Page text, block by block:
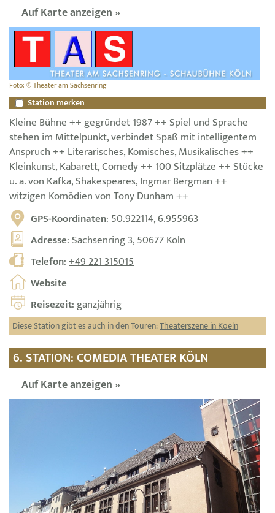
Auf Karte anzeigen »
Foto: © Theater am Sachsenring
Station merken
Kleine Bühne ++ gegründet 1987 ++ Spiel und Sprache
stehen im Mittelpunkt, verbindet Spaß mit intelligentem
Anspruch ++ Literarisches, Komisches, Musikalisches ++
Kleinkunst, Kabarett, Comedy ++ 100 Sitzplätze ++ Stücke
u. a. von Kafka, Shakespeares, Ingmar Bergman ++
witzigen Komödien von Tony Dunham ++
GPS-Koordinaten: 50.922114, 6.955963
Adresse: Sachsenring 3, 50677 Köln
Telefon:+49 221 315015
Website
Reisezeit: ganzjährig
Diese Station gibt es auch in den Touren:Theaterszene in Koeln
6. STATION: COMEDIA THEATER KÖLN
Auf Karte anzeigen »